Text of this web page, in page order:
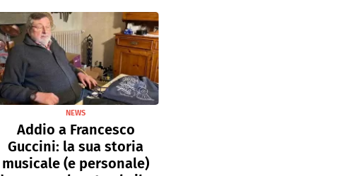
NEWS
Addio a Francesco
Guccini: la sua storia
musicale (e personale)